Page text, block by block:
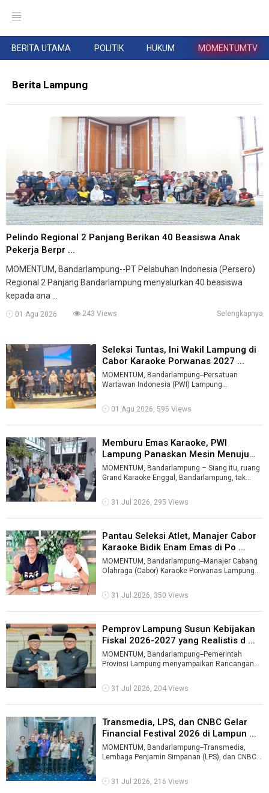
BERITA UTAMA POLITIK HUKUM MOMENTUMTV
Berita Lampung
Pelindo Regional 2 Panjang Berikan 40 Beasiswa Anak
Pekerja Berpr ...
MOMENTUM, Bandarlampung--PT Pelabuhan Indonesia (Persero)
Regional 2 Panjang Bandarlampung menyalurkan 40 beasiswa
kepada ana ...
01 Agu 2026 243 Views Selengkapnya
Seleksi Tuntas, Ini Wakil Lampung di
Cabor Karaoke Porwanas 2027 ...
MOMENTUM, Bandarlampung--Persatuan
Wartawan Indonesia (PWI) Lampung
01 Agu 2026, 595 Views
Memburu Emas Karaoke, PWI
Lampung Panaskan Mesin Menuju
Porwanas ...
MOMENTUM, Bandarlampung – Siang itu, ruang
Grand Karaoke Enggal, Bandarlampung, tak
31 Jul 2026, 295 Views
Pantau Seleksi Atlet, Manajer Cabor
Karaoke Bidik Enam Emas di Po ...
MOMENTUM, Bandarlampung--Manajer Cabang
Olahraga (Cabor) Karaoke Porwanas Lampung
31 Jul 2026, 350 Views
Pemprov Lampung Susun Kebijakan
Fiskal 2026-2027 yang Realistis d ...
MOMENTUM, Bandarlampung--Pemerintah
Provinsi Lampung menyampaikan Rancangan
Plafo ...
31 Jul 2026, 204 Views
Transmedia, LPS, dan CNBC Gelar
Financial Festival 2026 di Lampun ...
MOMENTUM, Bandarlampung--Transmedia,
Lembaga Penjamin Simpanan (LPS), dan CNBC
rumah L ...
31 Jul 2026, 216 Views